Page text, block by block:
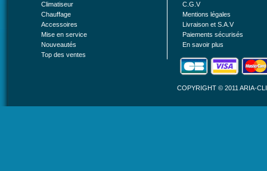
Climatiseur
Chauffage
Accessoires
Mise en service
Nouveautés
Top des ventes
C.G.V
Mentions légales
Livraison et S.A.V
Paiements sécurisés
En savoir plus
COPYRIGHT © 2011 ARIA-